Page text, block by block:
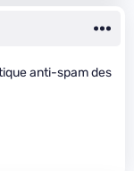
anti-spam des